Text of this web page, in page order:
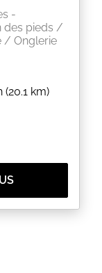
-
des pieds /
/ Onglerie
(20.1 km)